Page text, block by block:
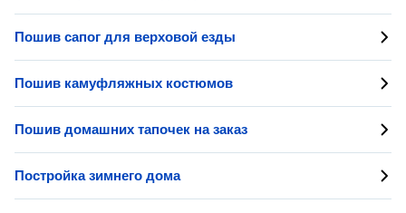
Пошив сапог для верховой езды
Пошив камуфляжных костюмов
Пошив домашних тапочек на заказ
Постройка зимнего дома